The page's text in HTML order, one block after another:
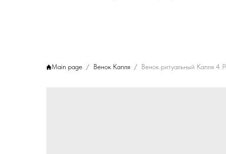
Main page Венок Капля